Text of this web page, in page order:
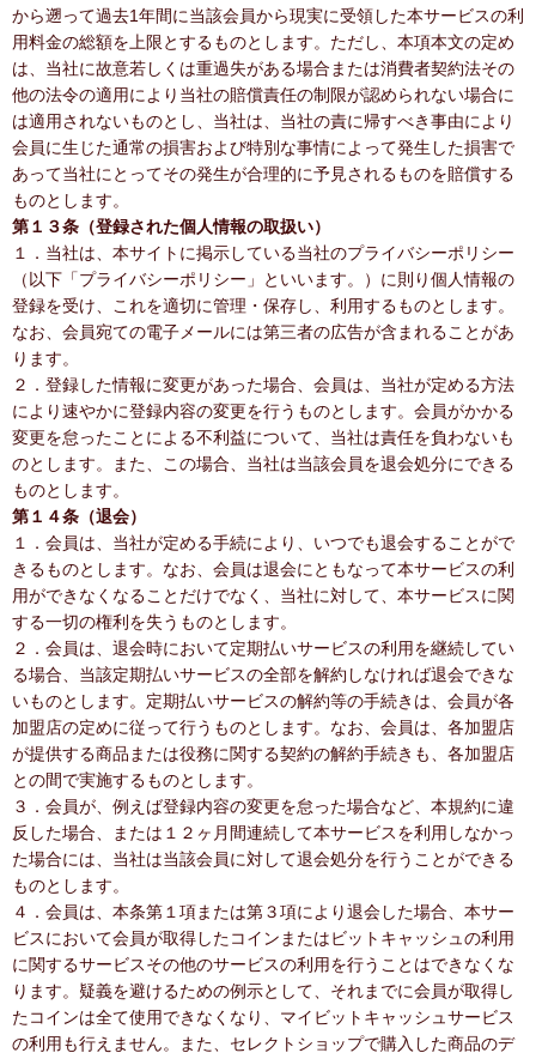
から遡って過去1年間に当該会員から現実に受領した本サービスの利
用料金の総額を上限とするものとします。ただし、本項本文の定め
は、当社に故意若しくは重過失がある場合または消費者契約法その
他の法令の適用により当社の賠償責任の制限が認められない場合に
は適用されないものとし、当社は、当社の責に帰すべき事由により
会員に生じた通常の損害および特別な事情によって発生した損害で
あって当社にとってその発生が合理的に予見されるものを賠償する
ものとします。
第１３条（登録された個人情報の取扱い）
１．当社は、本サイトに掲示している当社のプライバシーポリシー
（以下「プライバシーポリシー」といいます。）に則り個人情報の
登録を受け、これを適切に管理・保存し、利用するものとします。
なお、会員宛ての電子メールには第三者の広告が含まれることがあ
ります。
２．登録した情報に変更があった場合、会員は、当社が定める方法
により速やかに登録内容の変更を行うものとします。会員がかかる
変更を怠ったことによる不利益について、当社は責任を負わないも
のとします。また、この場合、当社は当該会員を退会処分にできる
ものとします。
第１４条（退会）
１．会員は、当社が定める手続により、いつでも退会することがで
きるものとします。なお、会員は退会にともなって本サービスの利
用ができなくなることだけでなく、当社に対して、本サービスに関
する一切の権利を失うものとします。
２．会員は、退会時において定期払いサービスの利用を継続してい
る場合、当該定期払いサービスの全部を解約しなければ退会できな
いものとします。定期払いサービスの解約等の手続きは、会員が各
加盟店の定めに従って行うものとします。なお、会員は、各加盟店
が提供する商品または役務に関する契約の解約手続きも、各加盟店
との間で実施するものとします。
３．会員が、例えば登録内容の変更を怠った場合など、本規約に違
反した場合、または１２ヶ月間連続して本サービスを利用しなかっ
た場合には、当社は当該会員に対して退会処分を行うことができる
ものとします。
４．会員は、本条第１項または第３項により退会した場合、本サー
ビスにおいて会員が取得したコインまたはビットキャッシュの利用
に関するサービスその他のサービスの利用を行うことはできなくな
ります。疑義を避けるための例示として、それまでに会員が取得し
たコインは全て使用できなくなり、マイビットキャッシュサービス
の利用も行えません。また、セレクトショップで購入した商品のデ